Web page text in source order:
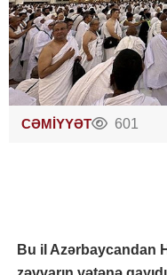
CƏMİYYƏT 601
Bu il Azərbaycandan